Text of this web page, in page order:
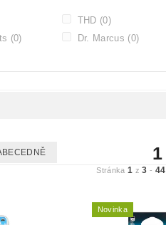
THD (0)
(0) Dr. Marcus (0)
1
Stránka 1 z3 - 44
Novinka